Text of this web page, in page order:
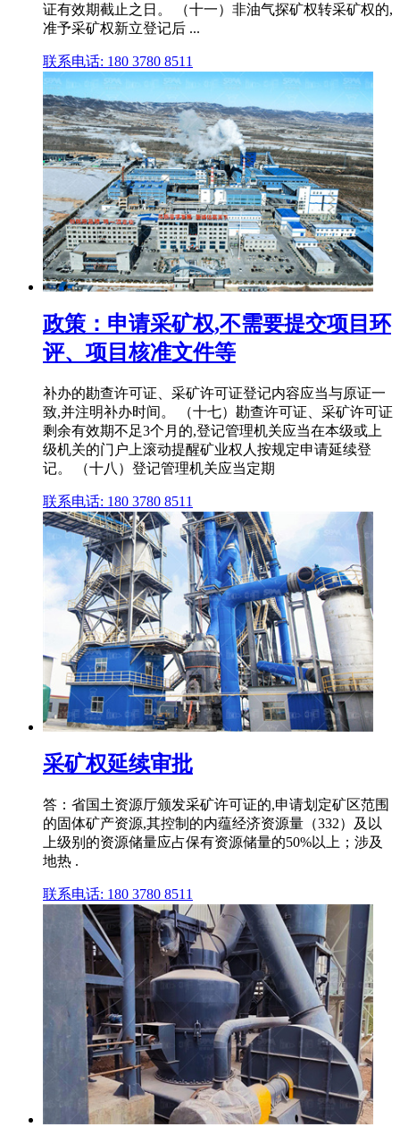
证有效期截止之日。 （十一）非油气探矿权转采矿权的,
准予采矿权新立登记后 ...
联系电话: 180 3780 8511
政策：申请采矿权,不需要提交项目环
评、项目核准文件等
补办的勘查许可证、采矿许可证登记内容应当与原证一
致,并注明补办时间。 （十七）勘查许可证、采矿许可证
剩余有效期不足3个月的,登记管理机关应当在本级或上
级机关的门户上滚动提醒矿业权人按规定申请延续登
记。 （十八）登记管理机关应当定期
联系电话: 180 3780 8511
采矿权延续审批
答：省国土资源厅颁发采矿许可证的,申请划定矿区范围
的固体矿产资源,其控制的内蕴经济资源量（332）及以
上级别的资源储量应占保有资源储量的50%以上；涉及
地热 .
联系电话: 180 3780 8511